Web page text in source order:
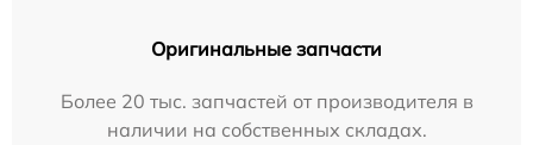
Оригинальные запчасти
Более 20 тыс. запчастей от производителя в
наличии на собственных складах.